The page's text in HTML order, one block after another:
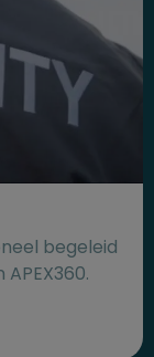
begeleid